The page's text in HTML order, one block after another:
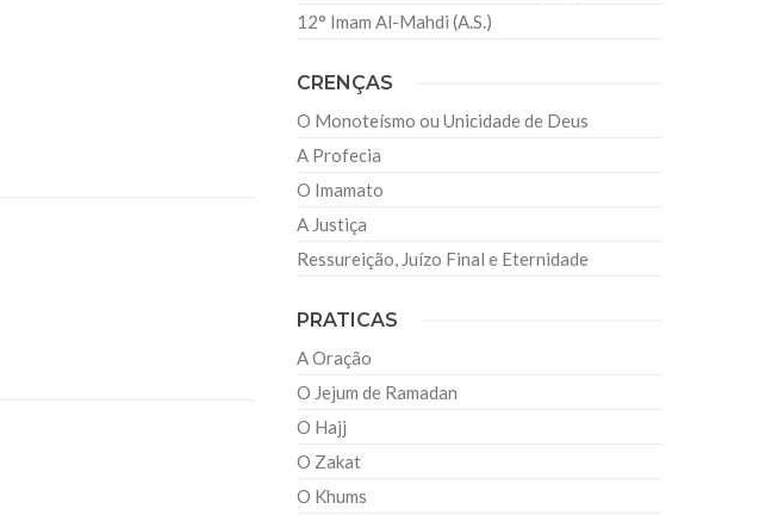
12° Imam Al-Mahdi (A.S.)
CRENÇAS
O Monoteísmo ou Unicidade de Deus
A Profecia
O Imamato
A Justiça
Ressureição, Juízo Final e Eternidade
PRATICAS
A Oração
O Jejum de Ramadan
O Hajj
O Zakat
O Khums